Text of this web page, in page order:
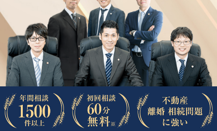
相続・遺言
離婚（夫婦間トラブル）
企業法務
労働問題（解雇，残業等）
刑事弁護
交通事故
相続・遺言
離婚（夫婦間トラブル）
企業法務
労働問題（解雇，残業等）
刑事弁護
交通事故